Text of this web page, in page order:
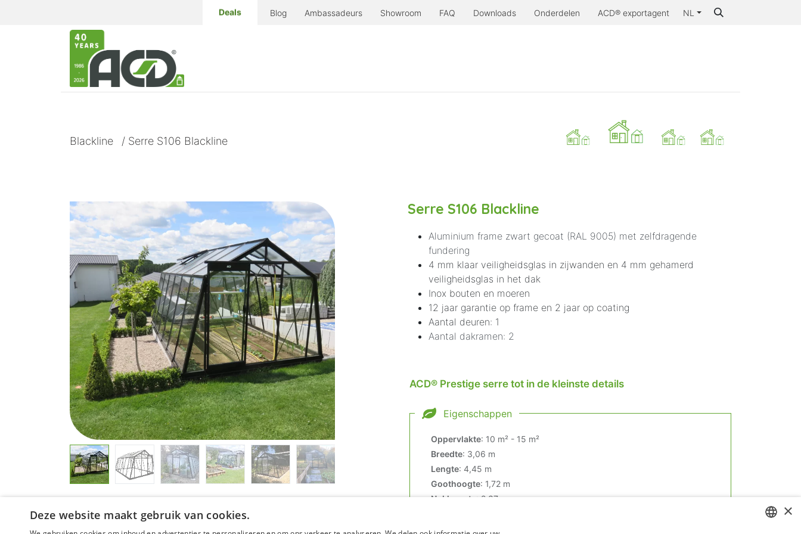
Deals Blog Ambassadeurs Showroom FAQ Downloads Onderdelen ACD® exportagent NL
Blackline / Serre S106 Blackline
Serre S106 Blackline
Aluminium frame zwart gecoat (RAL 9005) met zelfdragende
fundering
4 mm klaar veiligheidsglas in zijwanden en 4 mm gehamerd
veiligheidsglas in het dak
Inox bouten en moeren
12 jaar garantie op frame en 2 jaar op coating
Aantal deuren: 1
Aantal dakramen: 2
ACD® Prestige serre tot in de kleinste details
Eigenschappen
Oppervlakte: 10 m² - 15 m²
Breedte: 3,06 m
Lengte: 4,45 m
Goothoogte: 1,72 m
Nokhoogte:2,37 m
Kleur
Blackline
×
Deze website maakt gebruik van cookies.